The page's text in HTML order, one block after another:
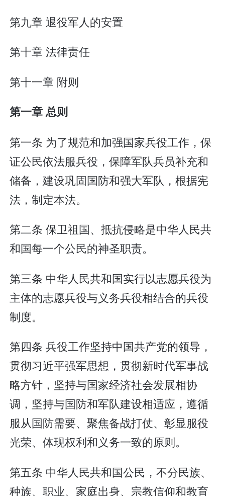
第九章 退役军人的安置
第十章 法律责任
第十一章 附则
第一章 总则
第一条 为了规范和加强国家兵役工作，保
证公民依法服兵役，保障军队兵员补充和
储备，建设巩固国防和强大军队，根据宪
法，制定本法。
第二条 保卫祖国、抵抗侵略是中华人民共
和国每一个公民的神圣职责。
第三条 中华人民共和国实行以志愿兵役为
主体的志愿兵役与义务兵役相结合的兵役
制度。
第四条 兵役工作坚持中国共产党的领导，
贯彻习近平强军思想，贯彻新时代军事战
略方针，坚持与国家经济社会发展相协
调，坚持与国防和军队建设相适应，遵循
服从国防需要、聚焦备战打仗、彰显服役
光荣、体现权利和义务一致的原则。
第五条 中华人民共和国公民，不分民族、
种族、职业、家庭出身、宗教信仰和教育